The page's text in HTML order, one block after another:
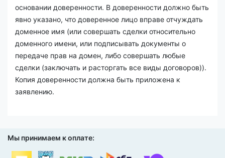
основании доверенности. В доверенности должно быть
явно указано, что доверенное лицо вправе отчуждать
доменное имя (или совершать сделки относительно
доменного имени, или подписывать документы о
передаче прав на домен, либо совершать любые
сделки (заключать и расторгать все виды договоров)).
Копия доверенности должна быть приложена к
заявлению.
Мы принимаем к оплате: